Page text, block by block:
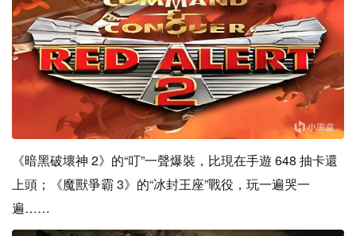
《暗黑破壞神 2》的“叮”一聲爆裝，比現在手遊 648 抽卡還
上頭；《魔獸爭霸 3》的“冰封王座”戰役，玩一遍哭一
遍……